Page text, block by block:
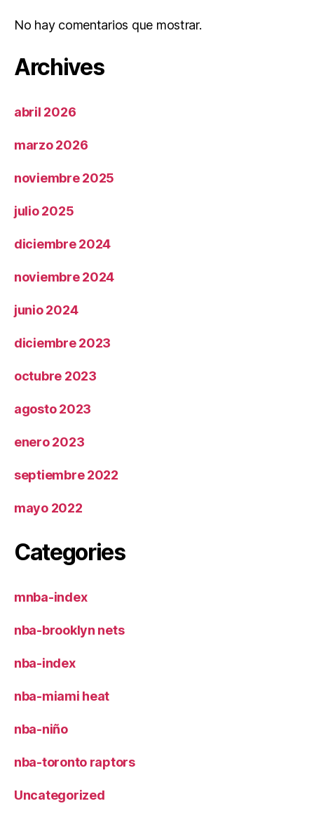
No hay comentarios que mostrar.
Archives
abril 2026
marzo 2026
noviembre 2025
julio 2025
diciembre 2024
noviembre 2024
junio 2024
diciembre 2023
octubre 2023
agosto 2023
enero 2023
septiembre 2022
mayo 2022
Categories
mnba-index
nba-brooklyn nets
nba-index
nba-miami heat
nba-niño
nba-toronto raptors
Uncategorized